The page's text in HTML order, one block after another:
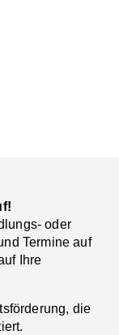
oder
Termine auf
Ihre
die